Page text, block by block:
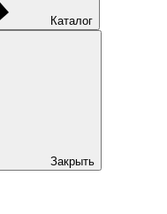
Каталог
Закрыть